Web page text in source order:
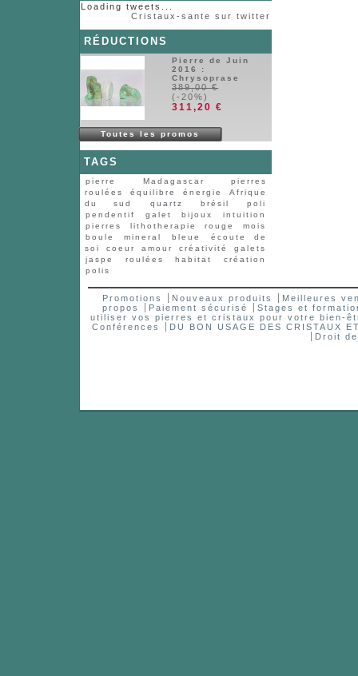
Loading tweets...
Cristaux-sante sur twitter
RÉDUCTIONS
Pierre de Juin
2016 :
Chrysoprase
389,00 €
(-20%)
311,20 €
Toutes les promos
TAGS
pierre Madagascar
pierres
roulées
équilibre énergie
Afrique
du sud
quartz brésil
poli
pendentif
galet bijoux
intuition
pierres
lithotherapie rouge
mois
boule
mineral bleue
écoute de
soi
coeur amour créativité
galets
jaspe
roulées habitat
création
polis
Promotions Nouveaux produits
Meilleures
propos
Paiement sécurisé
Stages et
utiliser vos pierres et cristaux pour votre bien-
Conférences
DU BON USAGE DES CRISTAUX
Droit